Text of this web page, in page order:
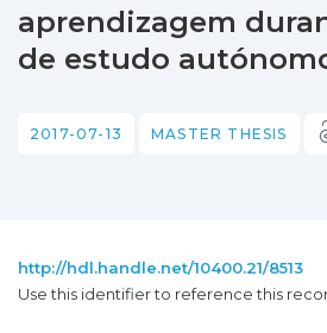
Statistics
aprendizagem
de estudo
2017-07-13 MASTER THESIS
http://hdl.handle.net/10400.21/8513
Use this identifier to reference this